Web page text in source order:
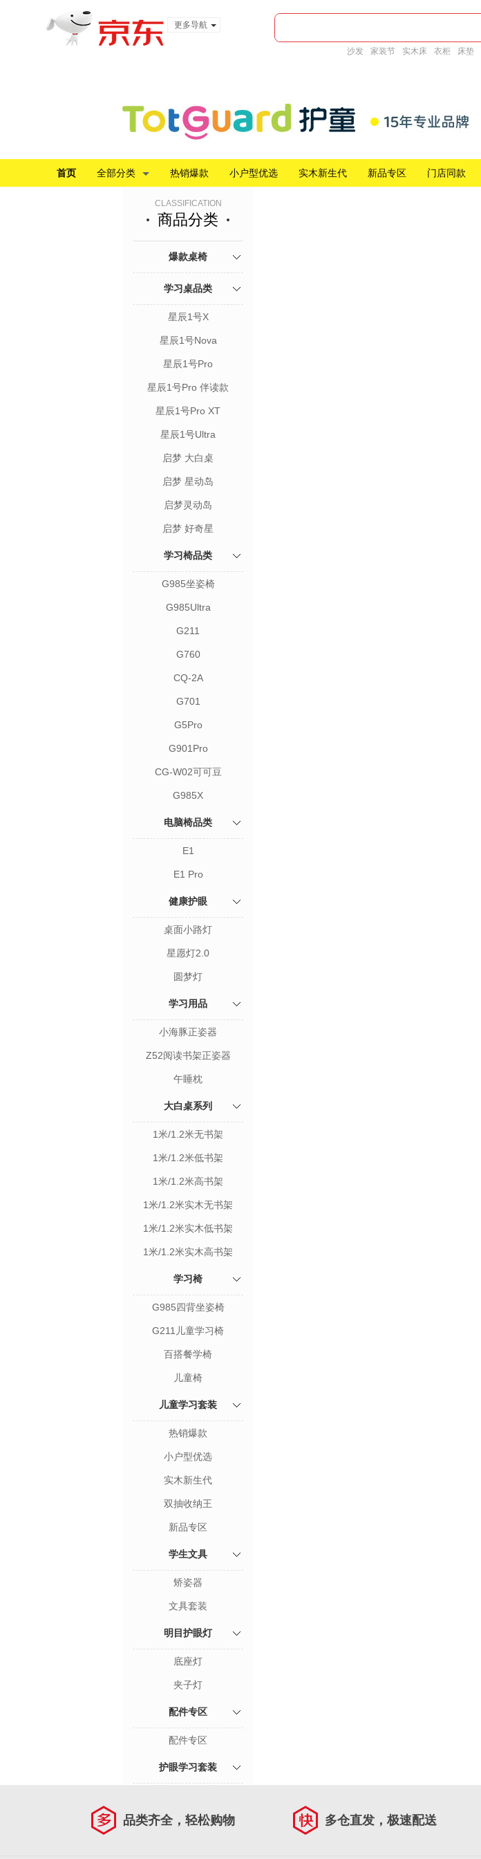
更多导航
沙发 家装节 实木床 衣柜 床垫
首页 全部分类 热销爆款 小户型优选 实木新生代 新品专区 门店同款
CLASSIFICATION
商品分类
爆款桌椅
学习桌品类
星辰1号X
星辰1号Nova
星辰1号Pro
星辰1号Pro 伴读款
星辰1号Pro XT
星辰1号Ultra
启梦 大白桌
启梦 星动岛
启梦灵动岛
启梦 好奇星
学习椅品类
G985坐姿椅
G985Ultra
G211
G760
CQ-2A
G701
G5Pro
G901Pro
CG-W02可可豆
G985X
电脑椅品类
E1
E1 Pro
健康护眼
桌面小路灯
星愿灯2.0
圆梦灯
学习用品
小海豚正姿器
Z52阅读书架正姿器
午睡枕
大白桌系列
1米/1.2米无书架
1米/1.2米低书架
1米/1.2米高书架
1米/1.2米实木无书架
1米/1.2米实木低书架
1米/1.2米实木高书架
学习椅
G985四背坐姿椅
G211儿童学习椅
百搭餐学椅
儿童椅
儿童学习套装
热销爆款
小户型优选
实木新生代
双抽收纳王
新品专区
学生文具
矫姿器
文具套装
明目护眼灯
底座灯
夹子灯
配件专区
配件专区
护眼学习套装
品类齐全，轻松购物 多仓直发，极速配送